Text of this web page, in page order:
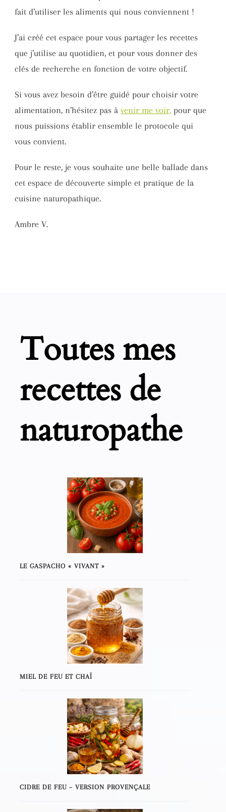
fait d’utiliser les aliments qui nous conviennent !
J’ai créé cet espace pour vous partager les recettes
que j’utilise au quotidien, et pour vous donner des
clés de recherche en fonction de votre objectif.
Si vous avez besoin d’être guidé pour choisir votre
alimentation, n’hésitez pas à venir me voir, pour que
nous puissions établir ensemble le protocole qui
vous convient.
Pour le reste, je vous souhaite une belle ballade dans
cet espace de découverte simple et pratique de la
cuisine naturopathique.
Ambre V.
Toutes mes
recettes de
naturopathe
LE GASPACHO « VIVANT »
MIEL DE FEU ET CHAÏ
CIDRE DE FEU – VERSION PROVENÇALE